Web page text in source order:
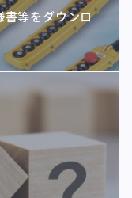
等をダウンロ